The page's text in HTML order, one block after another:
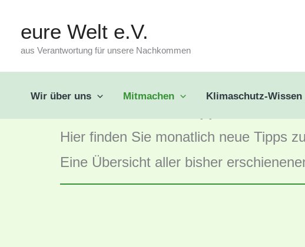
Inhalteure Welt e.V.
aus Verantwortung für unsere Nachkommen
Wir über uns Mitmachen Klimaschutz-Wissen
Unsere Tipps für Ihren
Klimaschutz
Hier finden Sie monatlich neue Tipps
Eine Übersicht aller bisher